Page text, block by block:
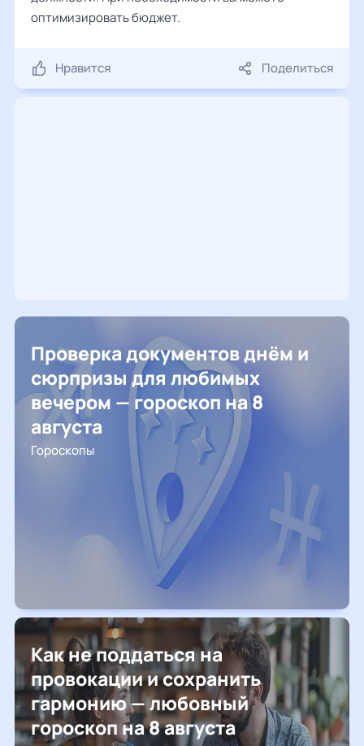
оптимизировать бюджет.
Нравится Поделиться
Проверка документов днём и
сюрпризы для любимых
вечером — гороскоп на 8
августа
Гороскопы
Как не поддаться на
провокации и сохранить
гармонию — любовный
гороскоп на 8 августа